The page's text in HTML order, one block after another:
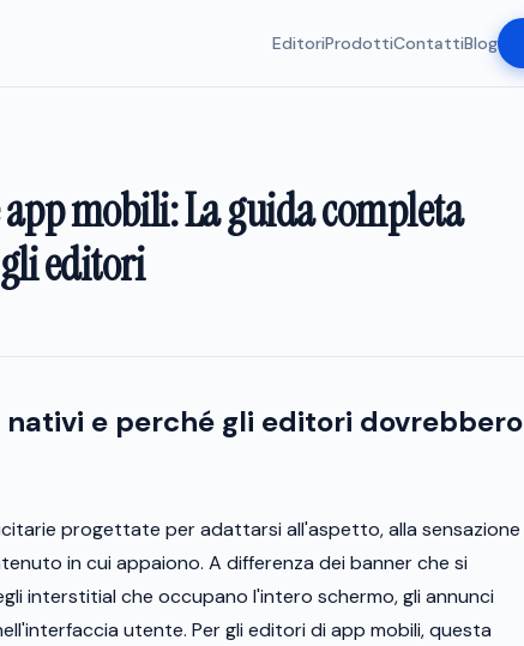
EditoriProdottiContattiBlog
mobili: La guida completa
editori
nativi e perché gli editori dovrebbero
progettate per adattarsi all'aspetto, alla sensazione
in cui appaiono. A differenza dei banner che si
interstitial che occupano l'intero schermo, gli annunci
utente. Per gli editori di app mobili, questa